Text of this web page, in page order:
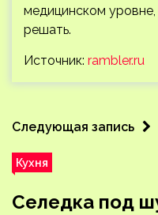
медицинском
решать.
Источник: rambler.ru
Следующая запись
Кухня
Селедка под